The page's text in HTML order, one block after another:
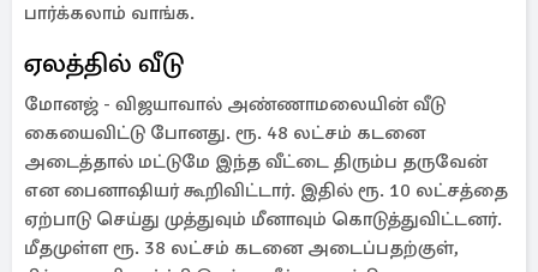
பார்க்கலாம் வாங்க.
ஏலத்தில் வீடு
மோனஜ் - விஜயாவால் அண்ணாமலையின் வீடு
கையைவிட்டு போனது. ரூ. 48 லட்சம் கடனை
அடைத்தால் மட்டுமே இந்த வீட்டை திரும்ப தருவேன்
என பைனாஷியர் கூறிவிட்டார். இதில் ரூ. 10 லட்சத்தை
ஏற்பாடு செய்து முத்துவும் மீனாவும் கொடுத்துவிட்டனர்.
மீதமுள்ள ரூ. 38 லட்சம் கடனை அடைப்பதற்குள்,